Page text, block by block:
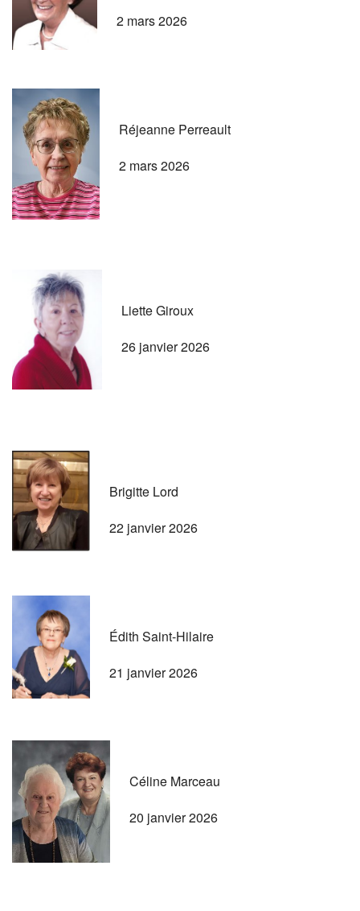
2 mars 2026
Réjeanne Perreault
2 mars 2026
Liette Giroux
26 janvier 2026
Brigitte Lord
22 janvier 2026
Édith Saint-Hilaire
21 janvier 2026
Céline Marceau
20 janvier 2026